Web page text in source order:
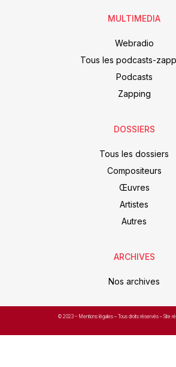
MULTIMEDIA
Webradio
Tous les podcasts-
Podcasts
Zapping
DOSSIERS
Tous les dossiers
Compositeurs
Œuvres
Artistes
Autres
ARCHIVES
Nos archives
© 2023 – Mentions légales – Tous droits réservés – Site